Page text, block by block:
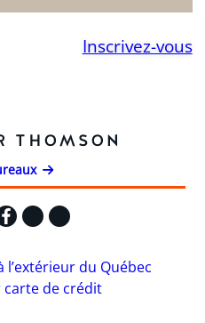
Inscrivez-vous
Instagram
YouTube
l’extérieur du Québec
carte de crédit